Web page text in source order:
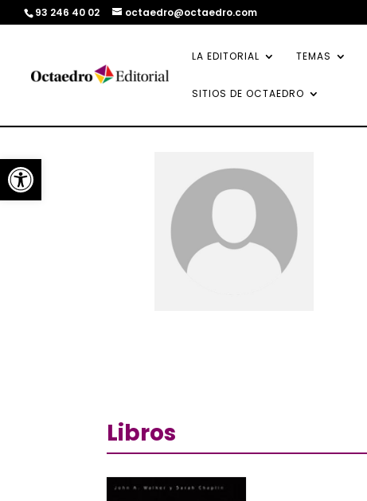
Abrir barra de herramientas
93 246 40 02 octaedro@octaedro.com
LA EDITORIAL TEMAS
SITIOS DE OCTAEDRO
Libros